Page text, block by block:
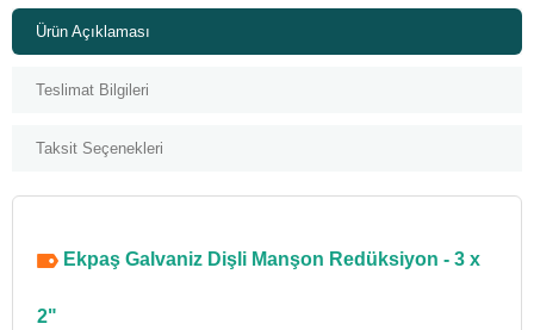
Ürün Açıklaması
Teslimat Bilgileri
Taksit Seçenekleri
Ekpaş Galvaniz Dişli Manşon Redüksiyon - 3 x
2"